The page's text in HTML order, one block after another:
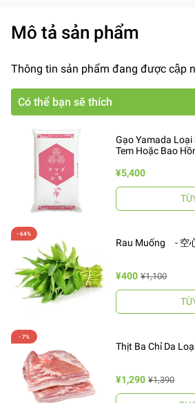
Mô tả sản phẩm
Thông tin sản phẩm đang được cập
Có thể bạn sẽ thích
Gạo Yamada Loại
Tem Hoặc Bao
¥5,400
Rau Muống - 空
¥400 ¥1,100
Thịt Ba Chỉ Da
¥1,290 ¥1,390